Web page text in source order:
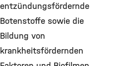
entzündungsfördernde
Botenstoffe sowie die
Bildung von
krankheitsfördernden